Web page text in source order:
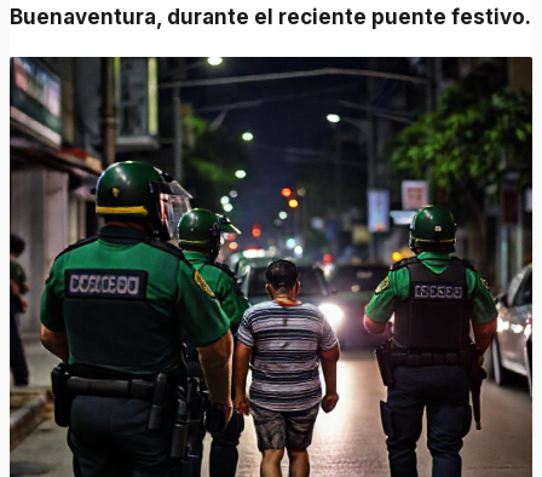
Buenaventura, durante el reciente puente festivo.